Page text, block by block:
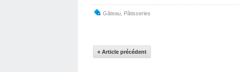
Gâteau Pâtisseries
« Article précédent